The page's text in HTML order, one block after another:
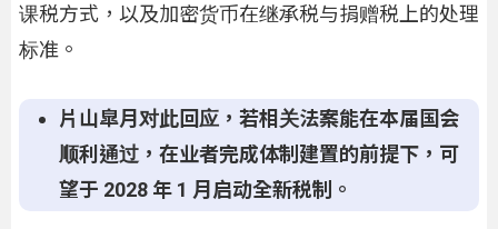
课税方式，以及加密货币在继承税与捐赠税上的处理
标准。
片山皐月对此回应，若相关法案能在本届国会
顺利通过，在业者完成体制建置的前提下，可
望于 2028 年 1 月启动全新税制。